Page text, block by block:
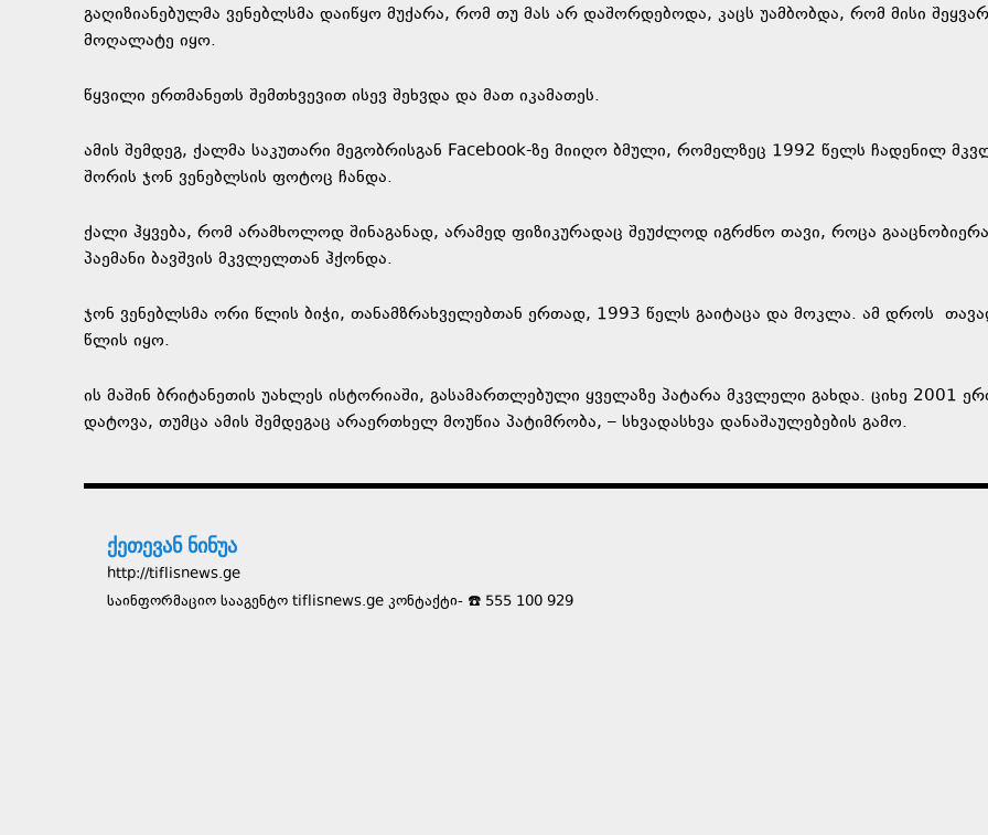
გაღიზიანებულმა ვენებლსმა დაიწყო მუქარა, რომ თუ მას არ დაშორდებოდა, კაცს უამბობდა, რომ მისი
მოღალატე იყო.
წყვილი ერთმანეთს შემთხვევით ისევ შეხვდა და მათ იკამათეს.
ამის შემდეგ, ქალმა საკუთარი მეგობრისგან Facebook-ზე მიიღო ბმული, რომელზეც 1992 წელს ჩადენილ
შორის ჯონ ვენებლსის ფოტოც ჩანდა.
ქალი ჰყვება, რომ არამხოლოდ შინაგანად, არამედ ფიზიკურადაც შეუძლოდ იგრძნო თავი, როცა
პაემანი ბავშვის მკვლელთან ჰქონდა.
ჯონ ვენებლსმა ორი წლის ბიჭი, თანამზრახველებთან ერთად, 1993 წელს გაიტაცა და მოკლა. ამ დროს
წლის იყო.
ის მაშინ ბრიტანეთის უახლეს ისტორიაში, გასამართლებული ყველაზე პატარა მკვლელი გახდა. ციხე 2001
დატოვა, თუმცა ამის შემდეგაც არაერთხელ მოუწია პატიმრობა, – სხვადასხვა დანაშაულებების გამო.
ქეთევან ნინუა
http://tiflisnews.ge
საინფორმაციო სააგენტო tiflisnews.ge კონტაქტი- ☎️ 555 100 929